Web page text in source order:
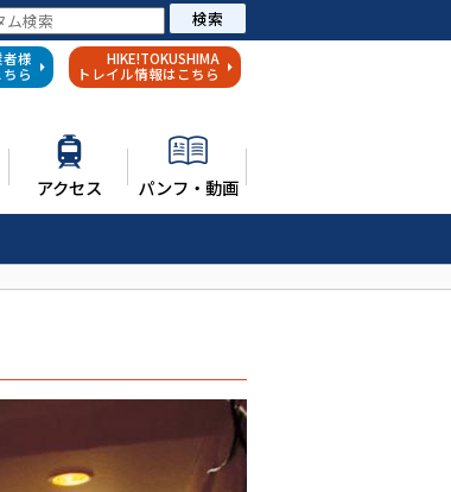
検索
様
ら
HIKE!TOKUSHIMA
トレイル情報はこちら
アクセス パンフ・動画